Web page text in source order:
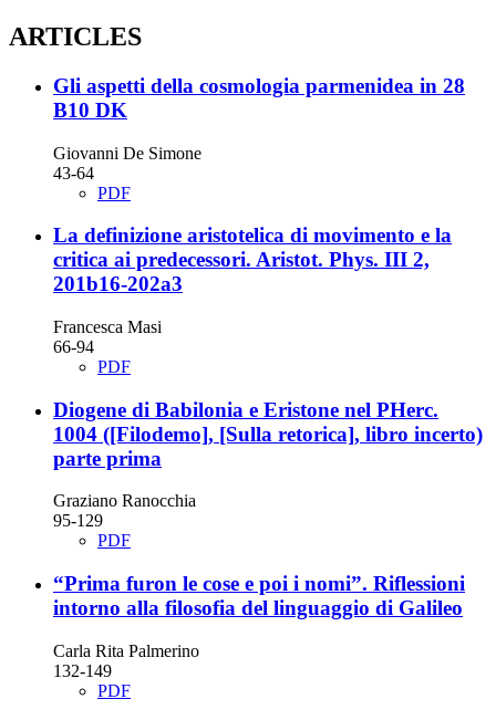
ARTICLES
Gli aspetti della cosmologia parmenidea in 28
B10 DK
Giovanni De Simone
43-64
PDF
La definizione aristotelica di movimento e la
critica ai predecessori. Aristot. Phys. III 2,
201b16-202a3
Francesca Masi
66-94
PDF
Diogene di Babilonia e Eristone nel PHerc.
1004 ([Filodemo], [Sulla retorica], libro incerto)
parte prima
Graziano Ranocchia
95-129
PDF
“Prima furon le cose e poi i nomi”. Riflessioni
intorno alla filosofia del linguaggio di Galileo
Carla Rita Palmerino
132-149
PDF